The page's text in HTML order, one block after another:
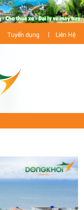
Tuyển dụng Liên Hệ